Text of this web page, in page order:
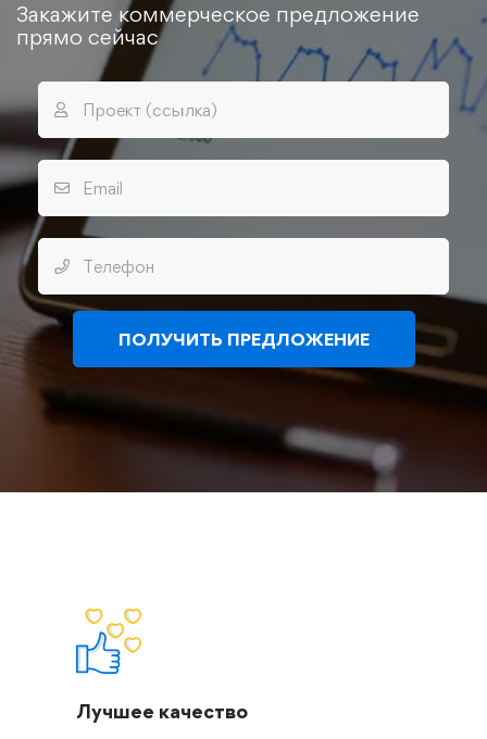
Закажите коммерческое предложение
прямо сейчас
Лучшее качество